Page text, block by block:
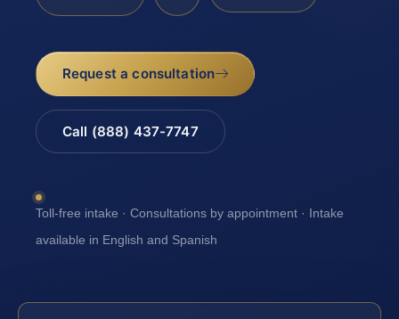
Request a consultation
Call (888) 437-7747
Toll-free intake · Consultations by appointment · Intake
available in English and Spanish